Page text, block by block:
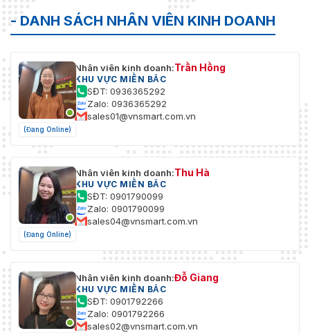
- DANH SÁCH NHÂN VIÊN KINH DOANH
(Đang Online)
Nhân viên kinh doanh:Trần Hồng
KHU VỰC MIỀN BẮC
SĐT: 0936365292
Zalo: 0936365292
sales01@vnsmart.com.vn
(Đang Online)
Nhân viên kinh doanh:Thu Hà
KHU VỰC MIỀN BẮC
SĐT: 0901790099
Zalo: 0901790099
sales04@vnsmart.com.vn
Nhân viên kinh doanh:Đỗ Giang
KHU VỰC MIỀN BẮC
SĐT: 0901792266
Zalo: 0901792266
sales02@vnsmart.com.vn